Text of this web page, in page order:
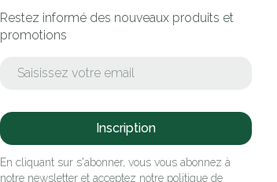
Restez informé des nouveaux produits et
promotions
Inscription
En cliquant sur s'abonner, vous vous abonnez à
notre newsletter et acceptez notre politique de